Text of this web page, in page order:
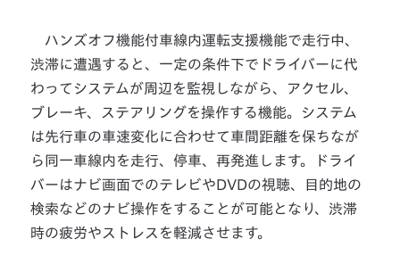
ハンズオフ機能付車線内運転支援機能で走行中、
渋滞に遭遇すると、一定の条件下でドライバーに代
わってシステムが周辺を監視しながら、アクセル、
ブレーキ、ステアリングを操作する機能。システム
は先行車の車速変化に合わせて車間距離を保ちなが
ら同一車線内を走行、停車、再発進します。ドライ
バーはナビ画面でのテレビやDVDの視聴、目的地の
検索などのナビ操作をすることが可能となり、渋滞
時の疲労やストレスを軽減させます。